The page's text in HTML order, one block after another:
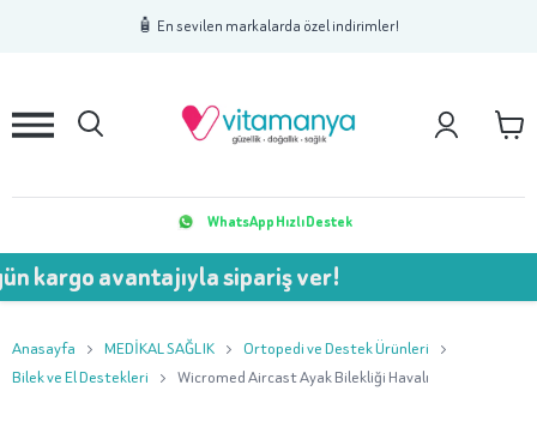
🧴 En sevilen markalarda özel indirimler!
2 3
WhatsApp Hızlı Destek
kargo avantajıyla sipariş ver!
Anasayfa MEDİKAL SAĞLIK
Ortopedi ve Destek Ürünleri
Bilek ve El Destekleri
Wicromed Aircast Ayak Bilekliği Havalı